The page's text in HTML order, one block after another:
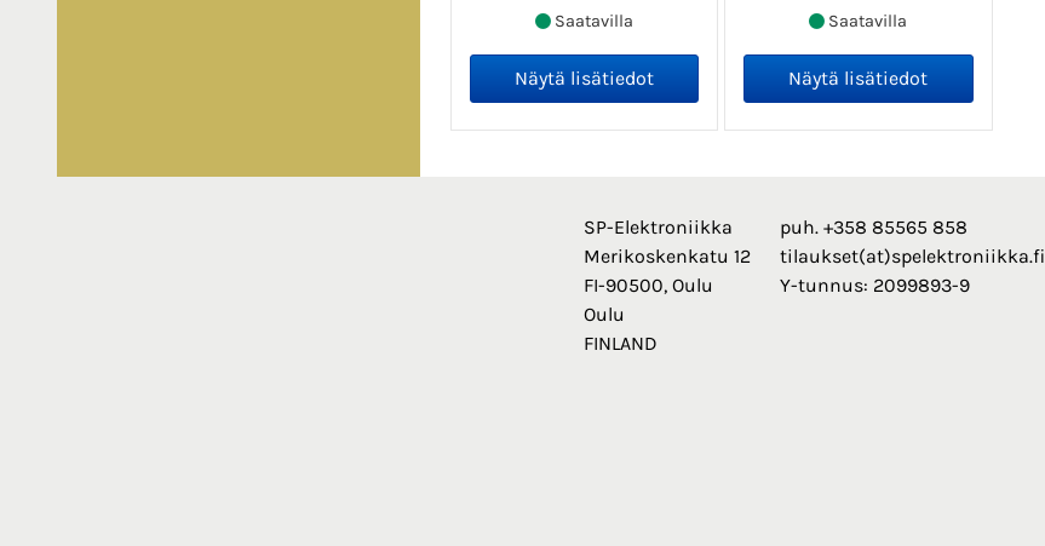
Saatavilla Saatavilla
SP-Elektroniikka
Merikoskenkatu 12
FI-90500, Oulu
Oulu
FINLAND
puh. +358 85565 858
tilaukset(at)spelektroniikka.fi
Y-tunnus: 2099893-9